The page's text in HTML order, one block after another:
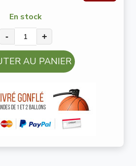
En stock
- +
AU PANIER